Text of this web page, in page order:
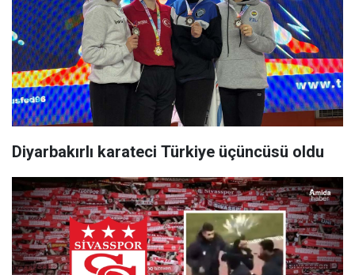
Diyarbakırlı karateci Türkiye üçüncüsü oldu